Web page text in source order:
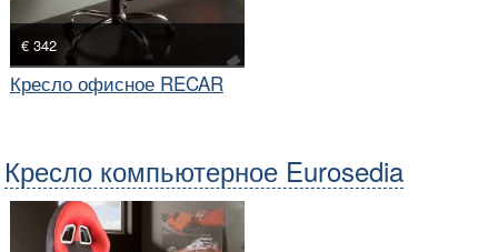
€ 342
Кресло офисное RECAR
Кресло компьютерное Eurosedia